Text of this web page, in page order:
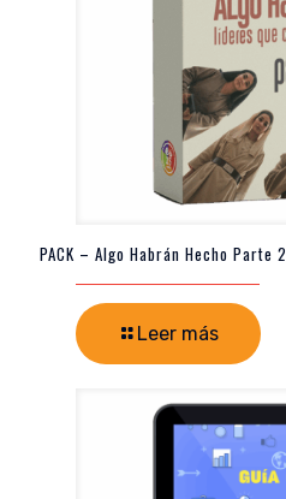
PACK – Algo Habrán Hecho Parte 2
Leer más